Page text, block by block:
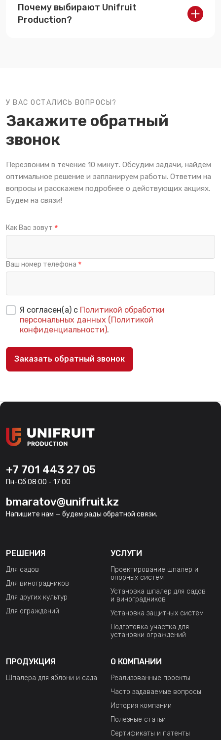
сложности проекта. Все работы выполняются
«под ключ» с гарантией качества.
Почему выбирают Unifruit
Production?
сложных погодных условиях.
У ВАС ОСТАЛИСЬ ВОПРОСЫ?
Закажите обратный
звонок
Перезвоним в течение 10 минут. Обсудим задачи, найдем
оптимальное решение и запланируем работы. Ответим на
вопросы и расскажем подробнее о действующих акциях.
Будем на связи!
Как Вас зовут
Ваш номер телефона
Я согласен(а) с Политикой обработки
персональных данных (Политикой
конфиденциальности).
Заказать обратный звонок
+7 701 443 27 05
Пн-Сб 08:00 - 17:00
bmaratov@unifruit.kz
Напишите нам — будем рады обратной связи.
РЕШЕНИЯ
Для садов
Для виноградников
Для других культур
Для ограждений
УСЛУГИ
Проектирование шпалер и
опорных систем
Установка шпалер для садов
и виноградников
Установка защитных систем
Подготовка участка для
установки ограждений
ПРОДУКЦИЯ
Шпалера для яблони и сада
О КОМПАНИИ
Реализованные проекты
Часто задаваемые вопросы
История компании
Полезные статьи
Сертификаты и патенты